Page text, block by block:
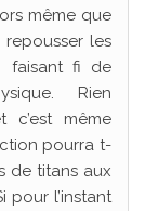
même que
repousser les
faisant fi de
Rien
c’est même
pourra t-
de titans aux
pour l’instant